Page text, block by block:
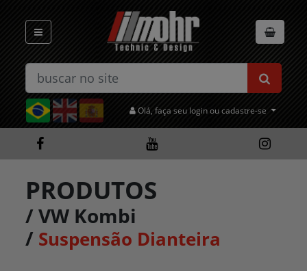
Olá, faça seu login ou cadastre-se
PRODUTOS
/VW Kombi
/ Suspensão Dianteira